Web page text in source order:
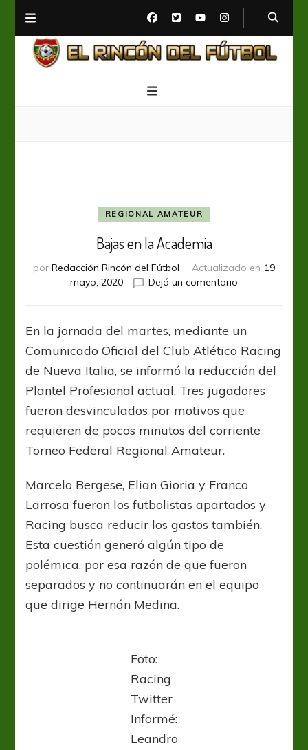
REGIONAL AMATEUR
Bajas en la Academia
por Redacción Rincón del Fútbol Actualizado en 19
mayo, 2020
Dejá un comentario
Academia
En la jornada del martes, mediante un
Comunicado Oficial del Club Atlético Racing
de Nueva Italia, se informó la reducción del
Plantel Profesional actual. Tres jugadores
fueron desvinculados por motivos que
requieren de pocos minutos del corriente
Torneo Federal Regional Amateur.
Marcelo Bergese, Elian Gioria y Franco
Larrosa fueron los futbolistas apartados y
Racing busca reducir los gastos también.
Esta cuestión generó algún tipo de
polémica, por esa razón de que fueron
separados y no continuarán en el equipo
que dirige Hernán Medina.
Foto:
Racing
Twitter
Informé:
Leandro